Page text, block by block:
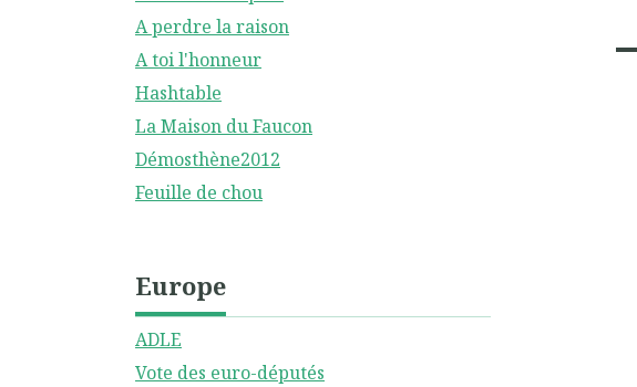
A perdre la raison
A toi l'honneur
Hashtable
La Maison du Faucon
Démosthène2012
Feuille de chou
Europe
ADLE
Vote des euro-députés